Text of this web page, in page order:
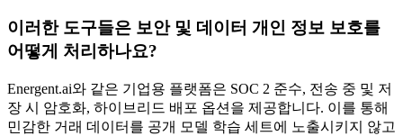
이러한 도구들은 보안 및 데이터 개인 정보 보호를
어떻게 처리하나요?
Energent.ai와 같은 기업용 플랫폼은 SOC 2 준수, 전송 중 및 저
장 시 암호화, 하이브리드 배포 옵션을 제공합니다. 이를 통해
민감한 거래 데이터를 공개 모델 학습 세트에 노출시키지 않고